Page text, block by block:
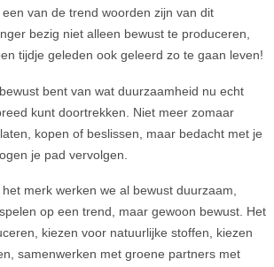
van de trend woorden zijn van dit
bezig niet alleen bewust te produceren,
tijdje geleden ook geleerd zo te gaan leven!
bent van wat duurzaamheid nu echt
kunt doortrekken. Niet meer zomaar
kopen of beslissen, maar bedacht met je
je pad vervolgen.
merk werken we al bewust duurzaam,
op een trend, maar gewoon bewust. Het
kiezen voor natuurlijke stoffen, kiezen
samenwerken met groene partners met